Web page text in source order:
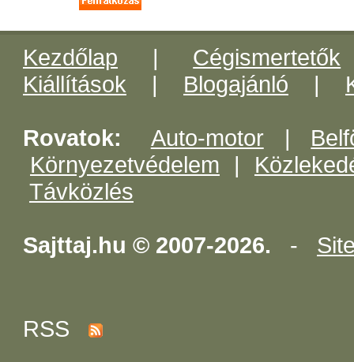
Kezdőlap | Cégismertetők
Kiállítások | Blogajánló |
Rovatok: Auto-motor|
Környezetvédelem |
Távközlés
Sajttaj.hu © 2007-2026. -
RSS